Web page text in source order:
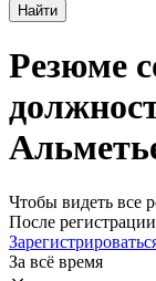
Найти
Резюме
Чтобы видеть все
После
За всё время